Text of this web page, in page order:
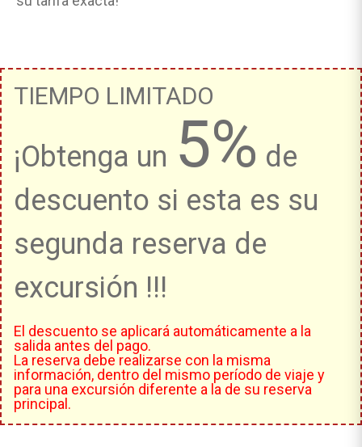
TIEMPO LIMITADO
¡Obtenga un 5% de
descuento si esta es su
segunda reserva de
excursión !!!
El descuento se aplicará automáticamente a la
salida antes del pago.
La reserva debe realizarse con la misma
información, dentro del mismo período de viaje y
para una excursión diferente a la de su reserva
principal.